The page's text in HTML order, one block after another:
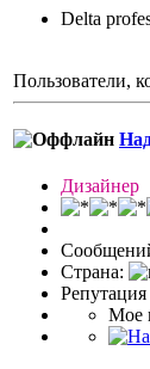
Delta
Пользователи,
Дизайнер
Страна:
Репутация
Мое